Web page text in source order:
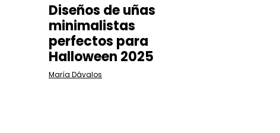
Diseños de uñas
minimalistas
perfectos para
Halloween 2025
María Dávalos